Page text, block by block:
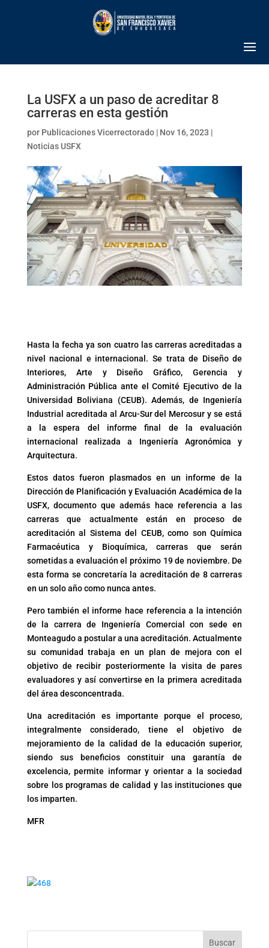
La USFX a un paso de acreditar 8
carreras en esta gestión
por Publicaciones Vicerrectorado| Nov 16, 2023 |
Noticias USFX
Hasta la fecha ya son cuatro las carreras acreditadas a
nivel nacional e internacional. Se trata de Diseño de
Interiores, Arte y Diseño Gráfico, Gerencia y
Administración Pública ante el Comité Ejecutivo de la
Universidad Boliviana (CEUB). Además, de Ingeniería
Industrial acreditada al Arcu-Sur del Mercosur y se está
a la espera del informe final de la evaluación
internacional realizada a Ingeniería Agronómica y
Arquitectura.
Estos datos fueron plasmados en un informe de la
Dirección de Planificación y Evaluación Académica de la
USFX, documento que además hace referencia a las
carreras que actualmente están en proceso de
acreditación al Sistema del CEUB, como son Química
Farmacéutica y Bioquímica, carreras que serán
sometidas a evaluación el próximo 19 de noviembre. De
esta forma se concretaría la acreditación de 8 carreras
en un solo año como nunca antes.
Pero también el informe hace referencia a la intención
de la carrera de Ingeniería Comercial con sede en
Monteagudo a postular a una acreditación. Actualmente
su comunidad trabaja en un plan de mejora con el
objetivo de recibir posteriormente la visita de pares
evaluadores y así convertirse en la primera acreditada
del área desconcentrada.
Una acreditación es importante porque el proceso,
integralmente considerado, tiene el objetivo de
mejoramiento de la calidad de la educación superior,
siendo sus beneficios constituir una garantía de
excelencia, permite informar y orientar a la sociedad
sobre los programas de calidad y las instituciones que
los imparten.
MFR
Buscar